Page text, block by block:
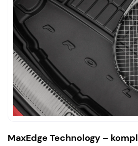
MaxEdge Technology –